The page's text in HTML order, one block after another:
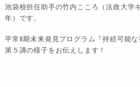
池袋校担任助手の竹内こころ（法政大学
年）です。
平常Ⅱ期未来発見プログラム『持続可能な
第５講の様子をお伝えします！